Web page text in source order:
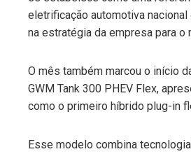
eletrificação automotiva nacional
na estratégia da empresa para o
O mês também marcou o início
GWM Tank 300 PHEV Flex,
como o primeiro híbrido plug-in
Esse modelo combina